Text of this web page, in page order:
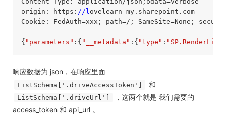
origin: https: //l ovelearn-my.sharepoint.com
Cookie: FedAuth=xxx; path=/; SameSite=None;
{ "parameters" :{ "__metadata" :{ "type" :
响应数据为 json，在响应里面
ListSchema['.driveAccessToken'] 和
ListSchema['.driveUrl']
，这两个就是 我们需要的
access_token 和 api_url 。